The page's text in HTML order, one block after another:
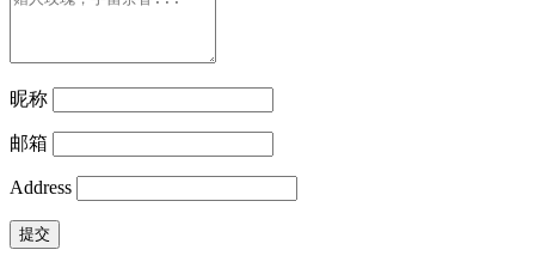
昵称
邮箱
Address
提交